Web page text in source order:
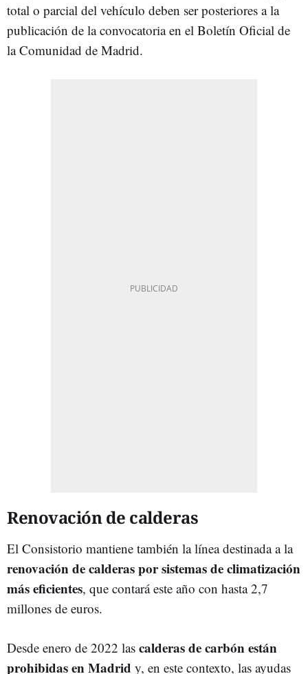
total o parcial del vehículo deben ser posteriores a la
publicación de la convocatoria en el Boletín Oficial de
la Comunidad de Madrid.
Renovación de calderas
El Consistorio mantiene también la línea destinada a la
renovación de calderas por sistemas de climatización
más eficientes, que contará este año con hasta 2,7
millones de euros.
Desde enero de 2022 las calderas de carbón están
prohibidas en Madrid y, en este contexto, las ayudas